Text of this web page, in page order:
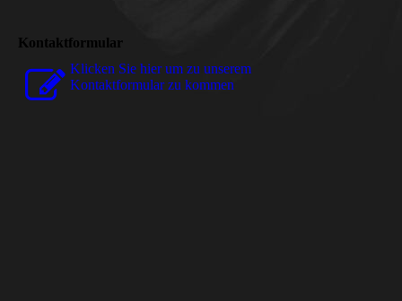
Kontaktformular
Klicken Sie hier um zu unserem
Kon­takt­for­mu­lar zu kommen